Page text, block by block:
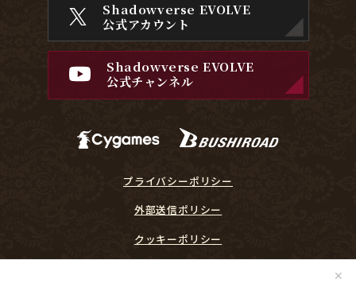
✕
Shadowverse EVOLVE
公式アカウント
Shadowverse EVOLVE
公式チャンネル
プライバシーポリシー
外部送信ポリシー
クッキーポリシー